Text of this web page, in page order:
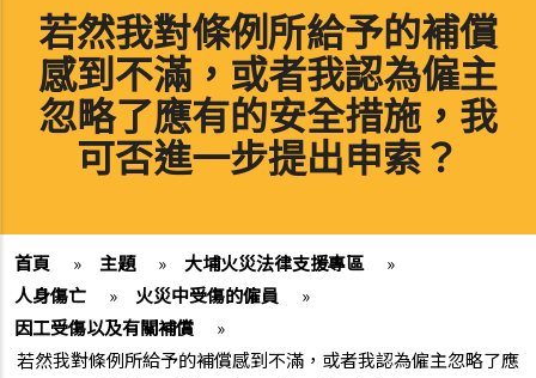
若然我對條例所給予的補償
感到不滿，或者我認為僱主
忽略了應有的安全措施，我
可否進一步提出申索？
首頁 » 主題 » 大埔火災法律支援專區
»
人身傷亡
» 火災中受傷的僱員
»
因工受傷以及有關補償
»
若然我對條例所給予的補償感到不滿，或者我認為僱主忽略了應